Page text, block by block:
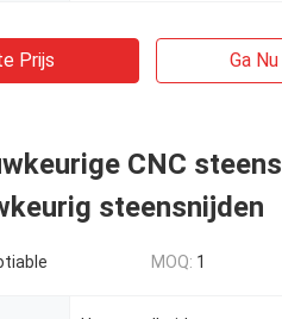
Prijs Ga
CNC
steensnijden
MOQ: 1